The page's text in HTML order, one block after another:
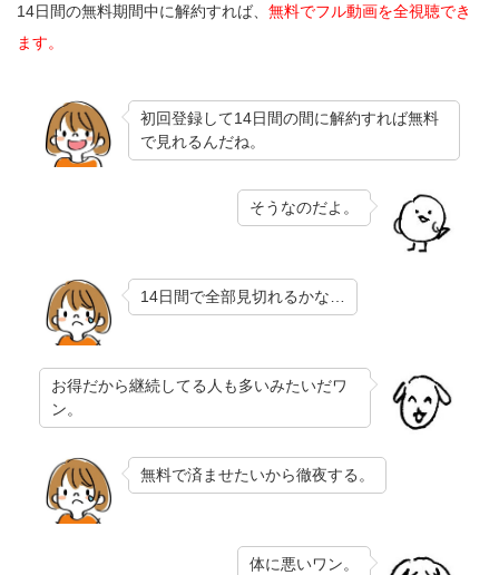
14日間の無料期間中に解約すれば、 無料でフル動画を全視聴でき
ます。
初回登録して14日間の間に解約すれば無料
で見れるんだね。
そうなのだよ。
14日間で全部見切れるかな…
お得だから継続してる人も多いみたいだワ
ン。
無料で済ませたいから徹夜する。
体に悪いワン。